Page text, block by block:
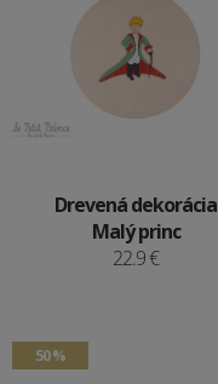
Drevená dekorácia
Malý princ
22.9 €
50 %